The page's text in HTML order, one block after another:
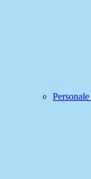
Personale